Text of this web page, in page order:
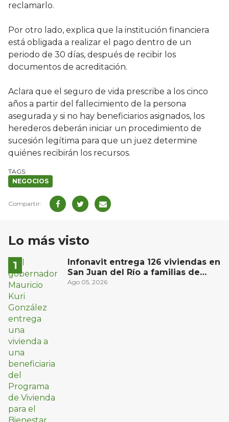
reclamarlo.
Por otro lado, explica que la institución financiera
está obligada a realizar el pago dentro de un
periodo de 30 días, después de recibir los
documentos de acreditación.
Aclara que el seguro de vida prescribe a los cinco
años a partir del fallecimiento de la persona
asegurada y si no hay beneficiarios asignados, los
herederos deberán iniciar un procedimiento de
sucesión legítima para que un juez determine
quiénes recibirán los recursos.
NEGOCIOS
Lo más visto
Infonavit entrega 126 viviendas en
San Juan del Río a familias de
bajos ingresos
Ago 05, 2026